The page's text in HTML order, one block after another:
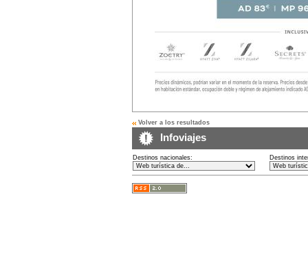
Volver a los resultados
Infoviajes
Destinos nacionales: Destinos